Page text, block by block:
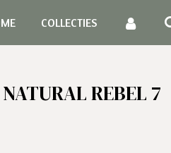
COLLECTIES
REBEL 7